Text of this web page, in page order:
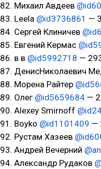
82. Михаил Авдеев
83. Leela @id3736861 —
84. Сергей Клиничев
85. Евгений Кермас
86. в в @id5992718 —
87. ДенисНиколаевич
88. Морена Райтер
89. Олег @id5659684 —
90. Alexey Smirnoff
91. Boyko @id1101409 —
92. Рустам Хазеев
93. Андрей Вечерний
94. Александр Рудаков